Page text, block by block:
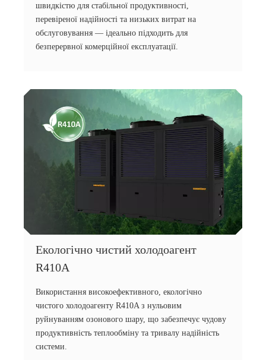
швидкістю для стабільної продуктивності,
перевіреної надійності та низьких витрат на
обслуговування — ідеально підходить для
безперервної комерційної експлуатації.
Екологічно чистий холодоагент
R410A
Використання високоефективного, екологічно
чистого холодоагенту R410A з нульовим
руйнуванням озонового шару, що забезпечує чудову
продуктивність теплообміну та тривалу надійність
системи.